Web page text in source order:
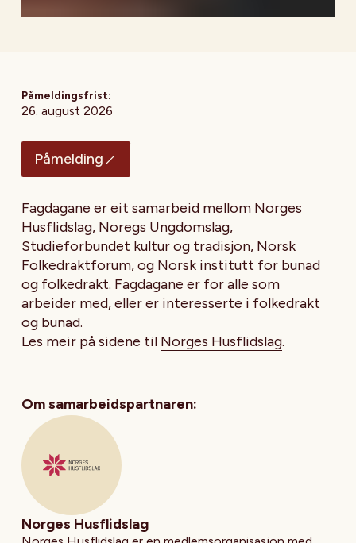
Påmelding
Fagdagane er eit samarbeid mellom Norges
Husflidslag, Noregs Ungdomslag,
Studieforbundet kultur og tradisjon, Norsk
Folkedraktforum, og Norsk institutt for bunad
og folkedrakt. Fagdagane er for alle som
arbeider med, eller er interesserte i folkedrakt
og bunad.
Les meir på sidene til Norges Husflidslag.
Påmeldingsfrist:
26. august 2026
Om samarbeidspartnaren:
Besøk nettsiden til
Norges Husflidslag